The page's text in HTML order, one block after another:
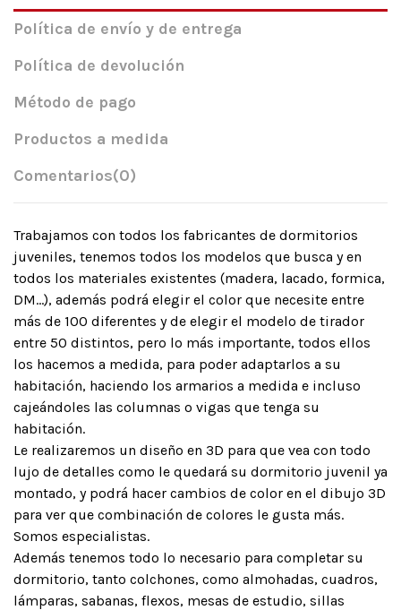
Política de envío y de entrega
Política de devolución
Método de pago
Productos a medida
Comentarios(0)
Trabajamos con todos los fabricantes de dormitorios
juveniles, tenemos todos los modelos que busca y en
todos los materiales existentes (madera, lacado, formica,
DM…), además podrá elegir el color que necesite entre
más de 100 diferentes y de elegir el modelo de tirador
entre 50 distintos, pero lo más importante, todos ellos
los hacemos a medida, para poder adaptarlos a su
habitación, haciendo los armarios a medida e incluso
cajeándoles las columnas o vigas que tenga su
habitación.
Le realizaremos un diseño en 3D para que vea con todo
lujo de detalles como le quedará su dormitorio juvenil ya
montado, y podrá hacer cambios de color en el dibujo 3D
para ver que combinación de colores le gusta más.
Somos especialistas.
Además tenemos todo lo necesario para completar su
dormitorio, tanto colchones, como almohadas, cuadros,
lámparas, sabanas, flexos, mesas de estudio, sillas